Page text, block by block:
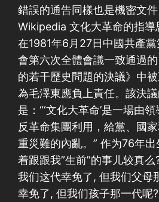
錯誤的通告同樣也是機密文
Wikipedia 文化大革命的指導
在1981年6月27日中國共產
會第六次全體會議一致通過
的若干歷史問題的決議》中
為毛澤東應負上責任。該決
是：“‘文化大革命’是一場由
反革命集團利用，給黨、國
重災難的內亂。” 作为76年
着跟跟我”生前”的事儿较真
我们这代幸免了, 但我们父母
幸免了, 但我们孩子那一代呢